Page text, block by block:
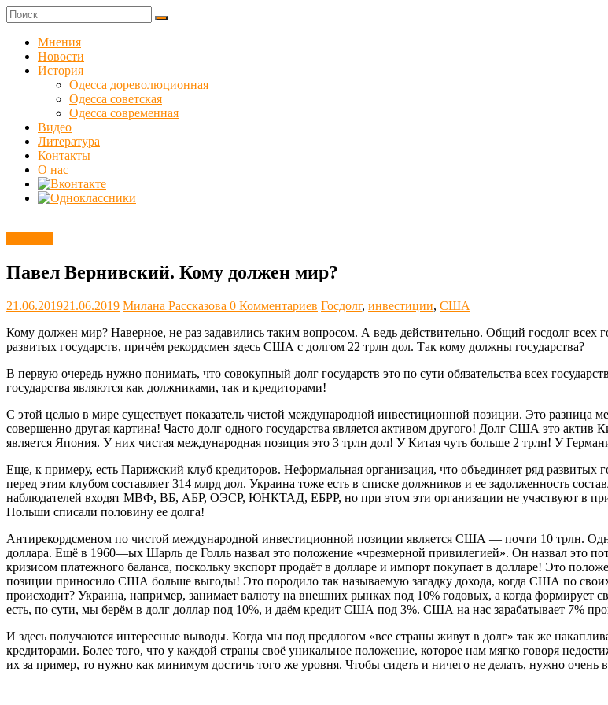
Skip
to
content
Куликовец
Сайт
одесского
сопротивления
Мнения
Новости
История
Одесса дореволюционная
Одесса советская
Одесса современная
Видео
Литература
Контакты
О нас
Павел Вернивский. Кому должен мир?
21.06.201921.06.2019 Милана Рассказова 0 Комментариев Госдолг, инвестиции, США
Кому должен мир? Наверное, не раз задавились таким вопросом. А ведь действительно. Общий госдолг всех
развитых государств, причём рекордсмен здесь США с долгом 22 трлн дол. Так кому должны государства?
В первую очередь нужно понимать, что совокупный долг государств это по сути обязательства всех
государства являются как должниками, так и кредиторами!
С этой целью в мире существует показатель чистой международной инвестиционной позиции. Это разница
совершенно другая картина! Часто долг одного государства является активом другого! Долг США это актив
является Япония. У них чистая международная позиция это 3 трлн дол! У Китая чуть больше 2 трлн! У
Еще, к примеру, есть Парижский клуб кредиторов. Неформальная организация, что объединяет ряд развитых
перед этим клубом составляет 314 млрд дол. Украина тоже есть в списке должников и ее задолженность
наблюдателей входят МВФ, ВБ, АБР, ОЭСР, ЮНКТАД, ЕБРР, но при этом эти организации не участвуют в
Польши списали половину ее долга!
Антирекордсменом по чистой международной инвестиционной позиции является США — почти 10 трлн.
доллара. Ещё в 1960—ых Шарль де Голль назвал это положение «чрезмерной привилегией». Он назвал это
кризисом платежного баланса, поскольку экспорт продаёт в долларе и импорт покупает в долларе! Это
позиции приносило США больше выгоды! Это породило так называемую загадку дохода, когда США по своих
происходит? Украина, например, занимает валюту на внешних рынках под 10% годовых, а когда
есть, по сути, мы берём в долг доллар под 10%, и даём кредит США под 3%. США на нас зарабатывает 7%
И здесь получаются интересные выводы. Когда мы под предлогом «все страны живут в долг» так же
кредиторами. Более того, что у каждой страны своё уникальное положение, которое нам мягко говоря
их за пример, то нужно как минимум достичь того же уровня. Чтобы сидеть и ничего не делать, нужно очень